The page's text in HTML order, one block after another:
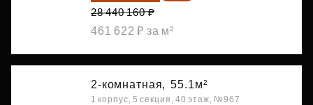
28 440 160 ₽
461 622 ₽ за м²
2-комнатная, 55.1м²
1 корпус, 5 секция, 40 этаж, №967